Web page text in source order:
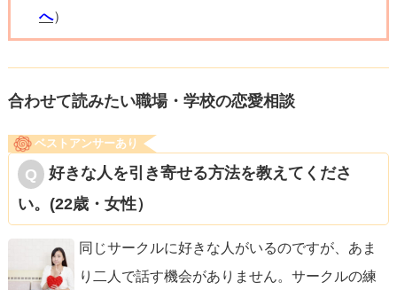
のんびり構えてくださいね。応援しています！
へ）
合わせて読みたい職場・学校の恋愛相談
ベストアンサーあり
好きな人を引き寄せる方法を教えてくださ
い。(22歳・女性）
同じサークルに好きな人がいるのですが、あま
り二人で話す機会がありません。サークルの練